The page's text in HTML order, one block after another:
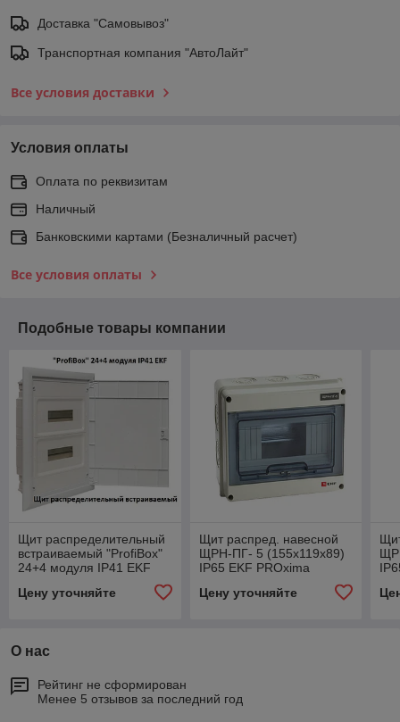
Доставка "Самовывоз"
Транспортная компания "АвтоЛайт"
Все условия доставки
Условия оплаты
Оплата по реквизитам
Наличный
Банковскими картами (Безналичный расчет)
Все условия оплаты
Подобные товары компании
Щит распределительный
встраиваемый "ProfiBox"
24+4 модуля IP41 EKF
Цену уточняйте
Щит распред. навесной
ЩРН-ПГ- 5 (155х119х89)
IP65 EKF PROxima
Цену уточняйте
О нас
Рейтинг не сформирован
Менее 5 отзывов за последний год